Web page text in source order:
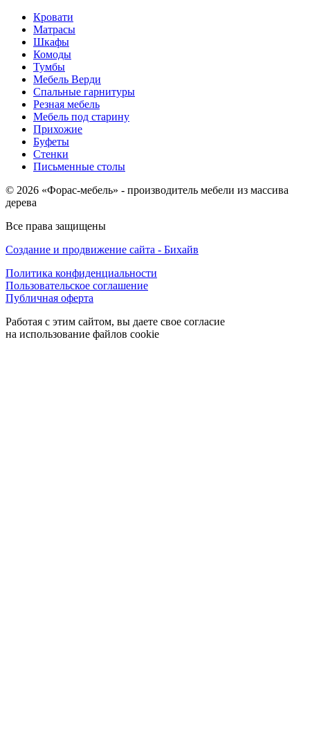
Кровати
Матрасы
Шкафы
Комоды
Тумбы
Мебель Верди
Спальные гарнитуры
Резная мебель
Мебель под старину
Прихожие
Буфеты
Стенки
Письменные столы
© 2026 «Форас-мебель» - производитель мебели из массива
дерева
Все права защищены
Создание и продвижение сайта - Бихайв
Политика конфиденциальности
Пользовательское соглашение
Публичная оферта
Работая с этим сайтом, вы даете свое согласие
на использование файлов cookie